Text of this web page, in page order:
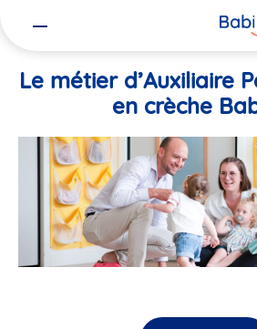
Le métier d’Auxiliaire
en crèche